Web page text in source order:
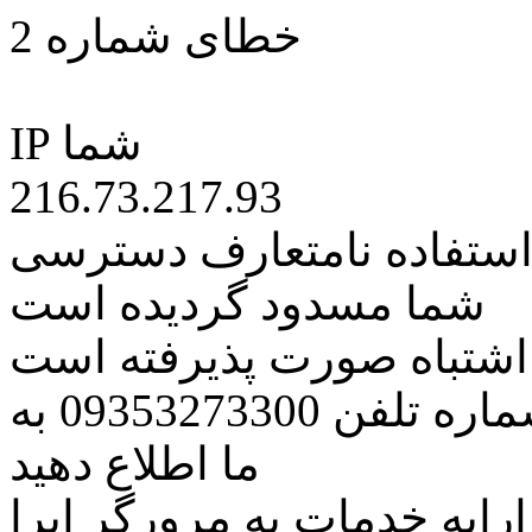
خطای شماره 2
IP شما
216.73.217.93
نامتعارف دسترسی
شما مسدود گردیده است
اشتباه صورت پذیرفته است
مراتب این مسئله را از طریق شماره تلفن 09353273300 به
ما اطلاع دهید
خدمات به مرورگر اپرا